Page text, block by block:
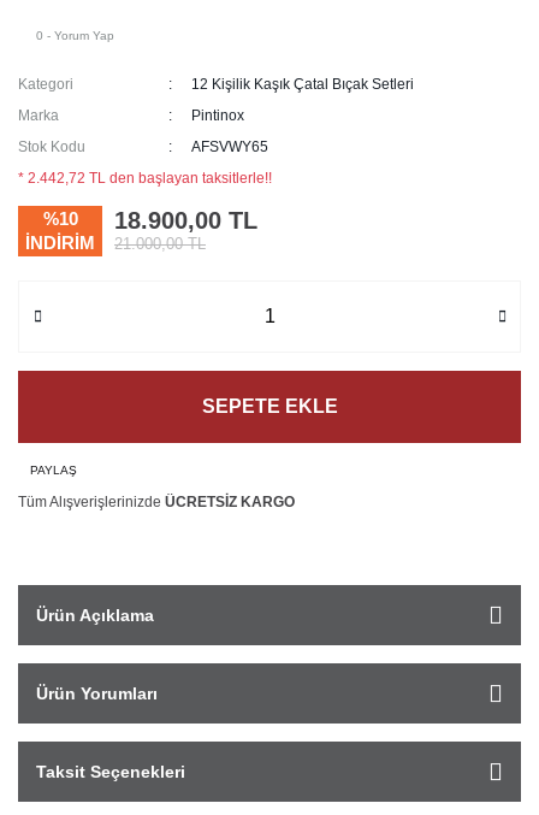
0 - Yorum Yap
Kategori
12 Kişilik Kaşık Çatal Bıçak Setleri
Marka
Pintinox
Stok Kodu
AFSVWY65
* 2.442,72 TL den başlayan taksitlerle!!
%10
İNDİRİM
18.900,00 TL
21.000,00 TL
SEPETE EKLE
PAYLAŞ
Tüm Alışverişlerinizde ÜCRETSİZ KARGO
Ürün Açıklama
Ürün Yorumları
Taksit Seçenekleri